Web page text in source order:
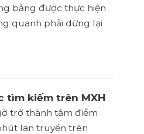
bằng được thực hiện
quanh phải dừng lại
tìm kiếm trên MXH
trở thành tâm điểm
lan truyền trên